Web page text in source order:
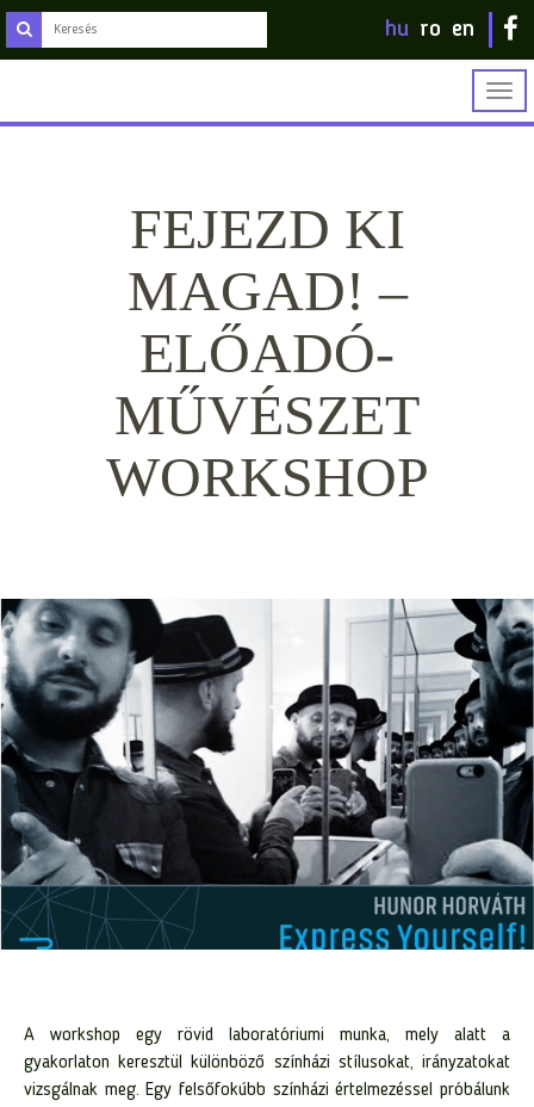
hu ro en
FEJEZD KI
MAGAD! –
ELŐADÓ-
MŰVÉSZET
WORKSHOP
A workshop egy rövid laboratóriumi munka, mely alatt a
gyakorlaton keresztül különböző színházi stílusokat, irányzatokat
vizsgálnak meg. Egy felsőfokúbb színházi értelmezéssel próbálunk